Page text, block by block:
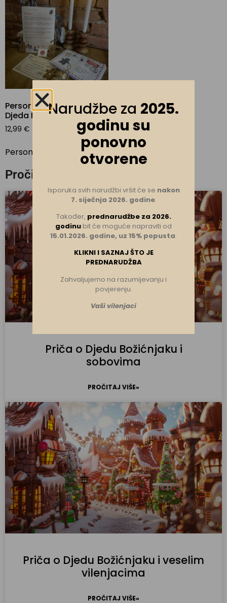
Personalizirano pismo
Djeda Božićnjaka
12,99 €
Personaliziraj
Pročitaj još uzbudljivih priča...
Priča o Djedu Božićnjaku i
sobovima
PROČITAJ VIŠE»
Priča o Djedu Božićnjaku i veselim
vilenjacima
PROČITAJ VIŠE»
Narudžbe za 2025.
godinu su
ponovno
otvorene
Isporuka svih narudžbi vršit će se nakon
7. siječnja 2026. godine.
Također, prednarudžbe za 2026.
godinu bit će moguće napraviti od
15.01.2026. godine, uz 15% popusta.
KLIKNI I SAZNAJ ŠTO JE
PREDNARUDŽBA
Zahvaljujemo na razumijevanju i
povjerenju.
Vaši vilenjaci